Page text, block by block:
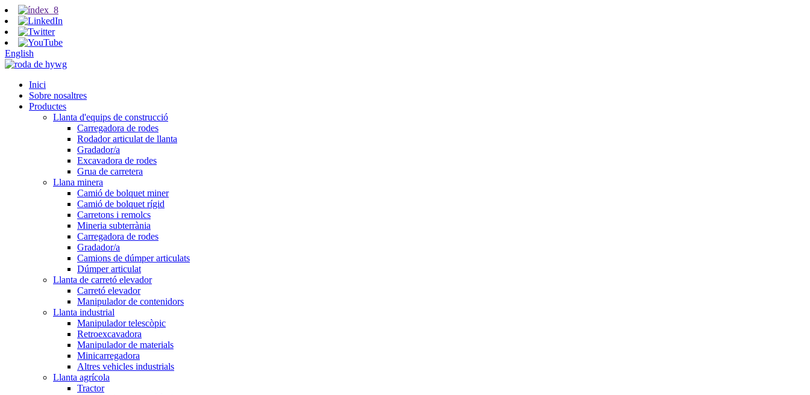
English
Inici
Sobre nosaltres
Productes
Llanta d'equips de construcció
Carregadora de rodes
Rodador articulat de llanta
Gradador/a
Excavadora de rodes
Grua de carretera
Llana minera
Camió de bolquet miner
Camió de bolquet rígid
Carretons i remolcs
Mineria subterrània
Carregadora de rodes
Gradador/a
Camions de dúmper articulats
Dúmper articulat
Llanta de carretó elevador
Carretó elevador
Manipulador de contenidors
Llanta industrial
Manipulador telescòpic
Retroexcavadora
Manipulador de materials
Minicarregadora
Altres vehicles industrials
Llanta agrícola
Tractor